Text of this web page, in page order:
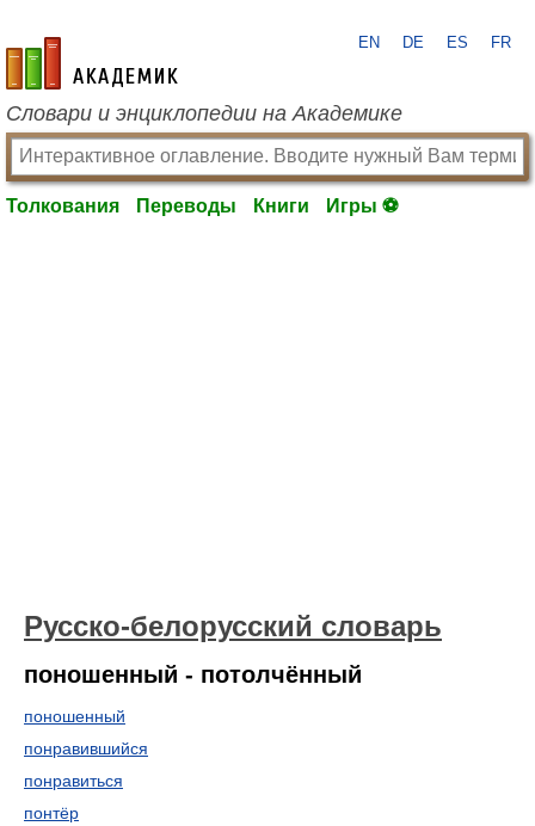
academic.ru
EN DE ES FR
Словари и энциклопедии на Академике
Толкования Переводы Книги Игры ⚽
Русско-белорусский словарь
поношенный - потолчённый
поношенный
понравившийся
понравиться
понтёр